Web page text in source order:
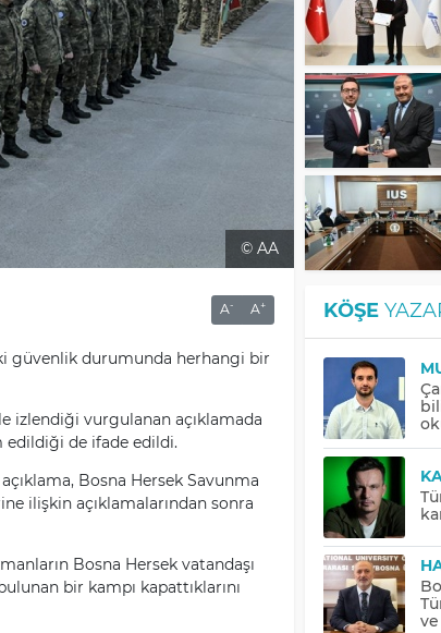
© AA
A- A+
güvenlik durumunda herhangi bir
izlendiği vurgulanan açıklamada
edildiği de ifade edildi.
Bosna Hersek Savunma
ilişkin açıklamalarından sonra
Bosna Hersek vatandaşı
bir kampı kapattıklarını
KÖŞE